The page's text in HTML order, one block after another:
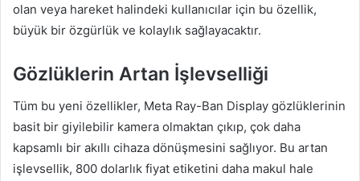
olan veya hareket halindeki kullanıcılar için bu özellik,
büyük bir özgürlük ve kolaylık sağlayacaktır.
Gözlüklerin Artan İşlevselliği
Tüm bu yeni özellikler, Meta Ray-Ban Display gözlüklerinin
basit bir giyilebilir kamera olmaktan çıkıp, çok daha
kapsamlı bir akıllı cihaza dönüşmesini sağlıyor. Bu artan
işlevsellik, 800 dolarlık fiyat etiketini daha makul hale